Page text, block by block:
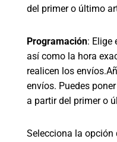
del primer o último
Programación: Elige
así como la hora
realicen los
envíos. Puedes
a partir del primer o
Selecciona la opción